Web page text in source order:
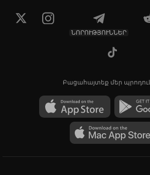
ՆՈՐՈՒԹՅՈՒՆՆԵՐ
Բացահայտեք մեր